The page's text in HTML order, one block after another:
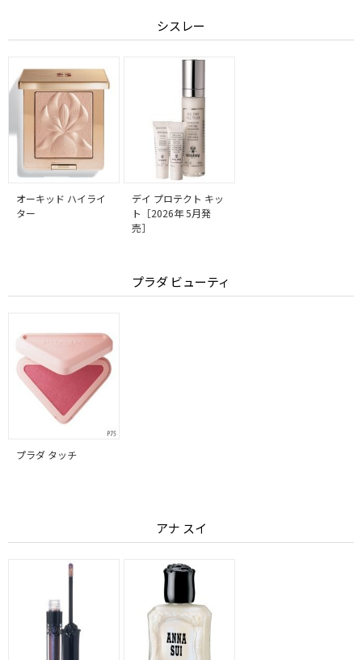
シスレー
オーキッド ハイライ
ター
デイ プロテクト キッ
ト［2026年 5月発
売］
プラダ ビューティ
プラダ タッチ
アナ スイ